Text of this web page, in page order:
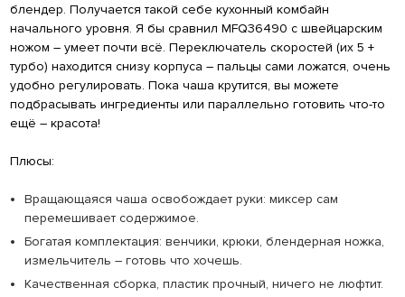
блендер. Получается такой себе кухонный комбайн
начального уровня. Я бы сравнил MFQ36490 с швейцарским
ножом – умеет почти всё. Переключатель скоростей (их 5 +
турбо) находится снизу корпуса – пальцы сами ложатся, очень
удобно регулировать. Пока чаша крутится, вы можете
подбрасывать ингредиенты или параллельно готовить что-то
ещё – красота!
Плюсы:
Вращающаяся чаша освобождает руки: миксер сам
перемешивает содержимое.
Богатая комплектация: венчики, крюки, блендерная ножка,
измельчитель – готовь что хочешь.
Качественная сборка, пластик прочный, ничего не люфтит.